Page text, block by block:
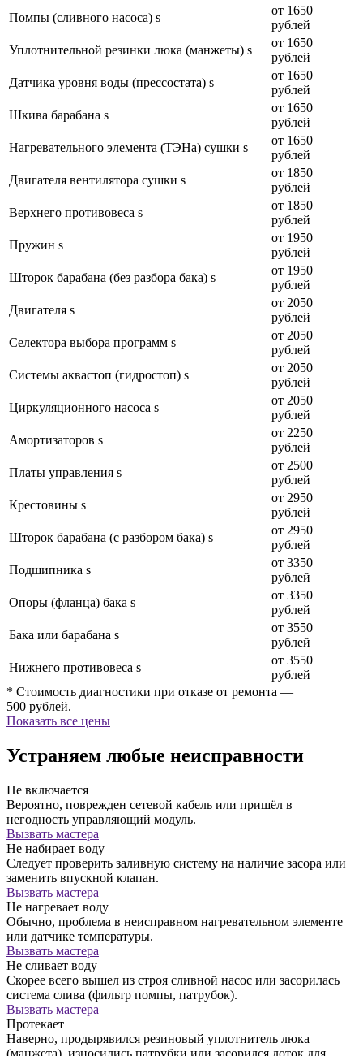
Помпы (сливного насоса) s
от 1650
рублей
Уплотнительной резинки люка (манжеты) s
от 1650
рублей
Датчика уровня воды (прессостата) s
от 1650
рублей
Шкива барабана s
от 1650
рублей
Нагревательного элемента (ТЭНа) сушки s
от 1650
рублей
Двигателя вентилятора сушки s
от 1850
рублей
Верхнего противовеса s
от 1850
рублей
Пружин s
от 1950
рублей
Шторок барабана (без разбора бака) s
от 1950
рублей
Двигателя s
от 2050
рублей
Селектора выбора программ s
от 2050
рублей
Системы аквастоп (гидростоп) s
от 2050
рублей
Циркуляционного насоса s
от 2050
рублей
Амортизаторов s
от 2250
рублей
Платы управления s
от 2500
рублей
Крестовины s
от 2950
рублей
Шторок барабана (с разбором бака) s
от 2950
рублей
Подшипника s
от 3350
рублей
Опоры (фланца) бака s
от 3350
рублей
Бака или барабана s
от 3550
рублей
Нижнего противовеса s
от 3550
рублей
* Стоимость диагностики при отказе от ремонта —
500 рублей.
Показать все цены
Устраняем любые неисправности
Не включается
Вероятно, поврежден сетевой кабель или пришёл в
негодность управляющий модуль.
Вызвать мастера
Не набирает воду
Следует проверить заливную систему на наличие засора или
заменить впускной клапан.
Вызвать мастера
Не нагревает воду
Обычно, проблема в неисправном нагревательном элементе
или датчике температуры.
Вызвать мастера
Не сливает воду
Скорее всего вышел из строя сливной насос или засорилась
система слива (фильтр помпы, патрубок).
Вызвать мастера
Протекает
Наверно, продырявился резиновый уплотнитель люка
(манжета), износились патрубки или засорился лоток для